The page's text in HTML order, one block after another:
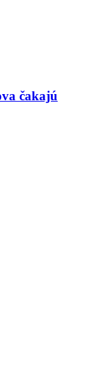
čakajú